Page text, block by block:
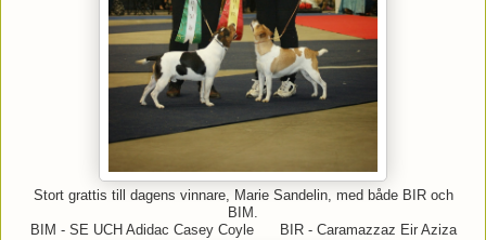
Stort grattis till dagens vinnare, Marie Sandelin, med både BIR och
BIM.
BIM - SE UCH Adidac Casey Coyle BIR - Caramazzaz Eir Aziza